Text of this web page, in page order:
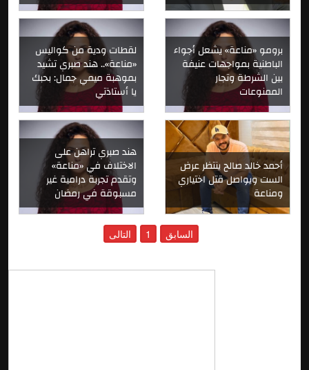
لقطات ودية من كواليس
«مناعة».. هند صبري تشيد
بموهبة ميمي جمال: بحبك
يا أستاذتي
برومو «مناعة» يشعل أجواء
الباطنية بمواجهات عنيفة
بين الشرطة وتجار
الممنوعات
هند صبري تراهن على
الاختلاف في «مناعة»
وتقدم تجربة درامية غير
مسبوقة في رمضان
أحمد خالد صالح ينتظر عرض
الست ويواصل قتل اختياري
ومناعة
السابق 1 التالى